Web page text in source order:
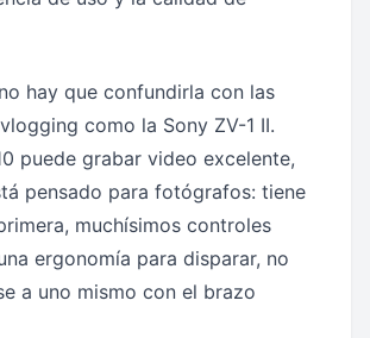
hay que confundirla con las
como la Sony ZV-1 II.
puede grabar video excelente,
pensado para fotógrafos: tiene
muchísimos controles
ergonomía para disparar, no
a uno mismo con el brazo